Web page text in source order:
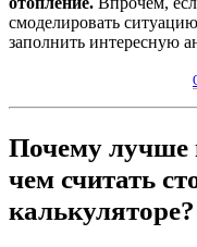
смоделировать
заполнить интересную
Почему лучше
чем считать
калькуляторе?